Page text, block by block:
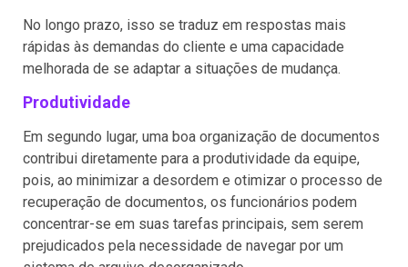
No longo prazo, isso se traduz em respostas mais
rápidas às demandas do cliente e uma capacidade
melhorada de se adaptar a situações de mudança.
Produtividade
Em segundo lugar, uma boa organização de documentos
contribui diretamente para a produtividade da equipe,
pois, ao minimizar a desordem e otimizar o processo de
recuperação de documentos, os funcionários podem
concentrar-se em suas tarefas principais, sem serem
prejudicados pela necessidade de navegar por um